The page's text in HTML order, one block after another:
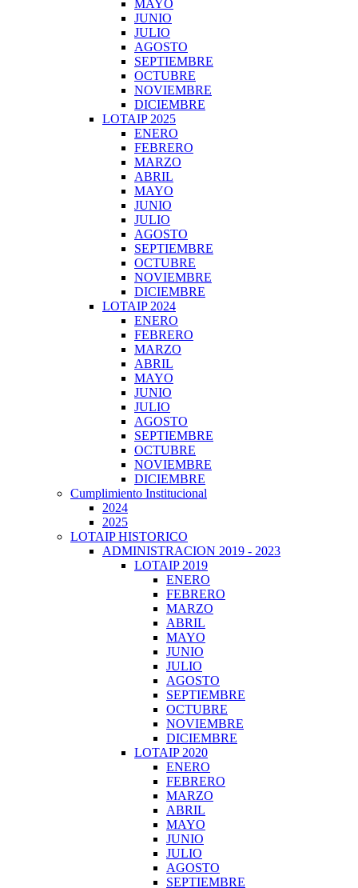
MAYO
JUNIO
JULIO
AGOSTO
SEPTIEMBRE
OCTUBRE
NOVIEMBRE
DICIEMBRE
LOTAIP 2025
ENERO
FEBRERO
MARZO
ABRIL
MAYO
JUNIO
JULIO
AGOSTO
SEPTIEMBRE
OCTUBRE
NOVIEMBRE
DICIEMBRE
LOTAIP 2024
ENERO
FEBRERO
MARZO
ABRIL
MAYO
JUNIO
JULIO
AGOSTO
SEPTIEMBRE
OCTUBRE
NOVIEMBRE
DICIEMBRE
Cumplimiento Institucional
2024
2025
LOTAIP HISTORICO
ADMINISTRACION 2019 - 2023
LOTAIP 2019
ENERO
FEBRERO
MARZO
ABRIL
MAYO
JUNIO
JULIO
AGOSTO
SEPTIEMBRE
OCTUBRE
NOVIEMBRE
DICIEMBRE
LOTAIP 2020
ENERO
FEBRERO
MARZO
ABRIL
MAYO
JUNIO
JULIO
AGOSTO
SEPTIEMBRE